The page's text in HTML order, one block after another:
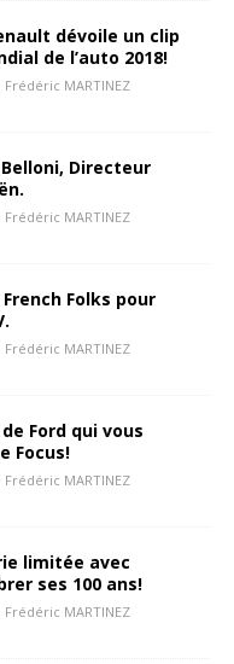
dévoile un clip
de l’auto 2018!
Frédéric MARTINEZ
Directeur
Frédéric MARTINEZ
Folks pour
Frédéric MARTINEZ
Ford qui vous
Focus!
Frédéric MARTINEZ
limitée avec
ses 100 ans!
Frédéric MARTINEZ